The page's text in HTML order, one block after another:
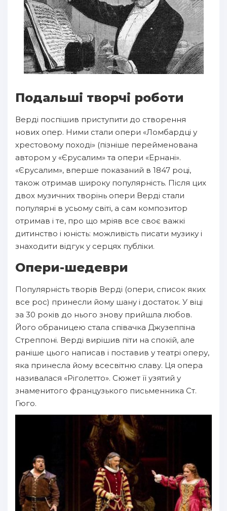
Подальші творчі роботи
Верді поспішив приступити до створення
нових опер. Ними стали опери «Ломбардці у
хрестовому поході» (пізніше перейменована
автором у «Єрусалим» та опери «Ернані».
«Єрусалим», вперше показаний в 1847 році,
також отримав широку популярність. Після цих
двох музичних творінь опери Верді стали
популярні в усьому світі, а сам композитор
отримав і те, про що мріяв все своє важкі
дитинство і юність: можливість писати музику і
знаходити відгук у серцях публіки.
Опери-шедеври
Популярність творів Верді (опери, список яких
все рос) принесли йому шану і достаток. У віці
за 30 років до нього знову прийшла любов.
Його обраницею стала співачка Джузеппіна
Стреппоні. Верді вирішив піти на спокій, але
раніше цього написав і поставив у театрі оперу,
яка принесла йому всесвітню славу. Ця опера
називалася «Ріголетто». Сюжет її узятий у
знаменитого французького письменника Ст.
Гюго.